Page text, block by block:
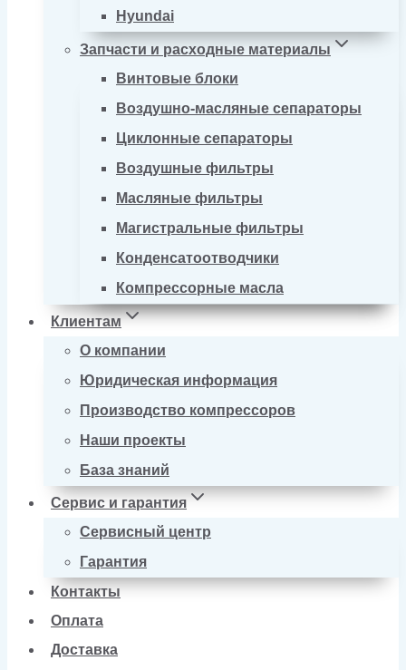
Hyundai
Запчасти и расходные материалы
Винтовые блоки
Воздушно-масляные сепараторы
Циклонные сепараторы
Воздушные фильтры
Масляные фильтры
Магистральные фильтры
Конденсатоотводчики
Компрессорные масла
Клиентам
О компании
Юридическая информация
Производство компрессоров
Наши проекты
База знаний
Сервис и гарантия
Сервисный центр
Гарантия
Контакты
Оплата
Доставка